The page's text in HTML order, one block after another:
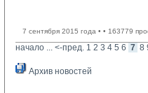
7 сентября 2015 года • • 163779
начало ... <-пред. 1 2 3 4 5 6 7 8
Архив новостей